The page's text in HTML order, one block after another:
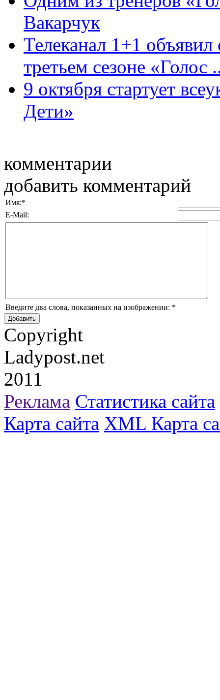
Вакарчук
Телеканал 1+1 объявил
третьем сезоне «Голос
9 октября стартует
Дети»
комментарии
добавить комментарий
Имя:*
E-Mail:
Введите два слова, показанных на изображении: *
Copyright
Ladypost.net
2011
Реклама Статистика сайта
Карта сайта XML Карта